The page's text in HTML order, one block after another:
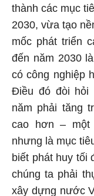
thành các mục
2030, vừa tạo
mốc phát triển
đến năm 2030
có công nghiệp
Điều đó đòi hỏi
năm phải tăng
cao hơn – một
nhưng là mục
biết phát huy tối
chúng ta phải
xây dựng nước